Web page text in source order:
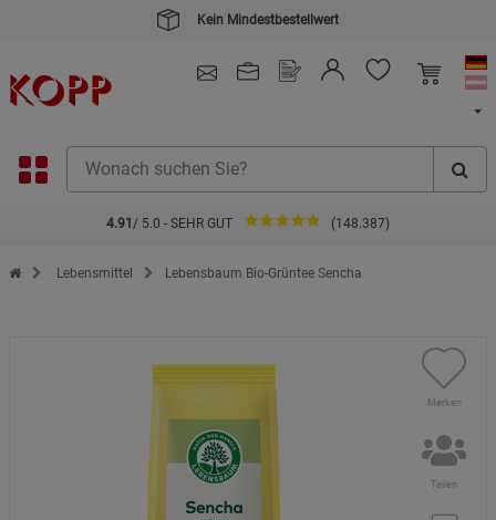
Kein Mindestbestellwert
4.91 / 5.0 - SEHR GUT (148.387)
Zur Startseite des Kopp Verlag Online-Shop
Lebensmittel Lebensbaum Bio-Grüntee Sencha
Merken
Teilen